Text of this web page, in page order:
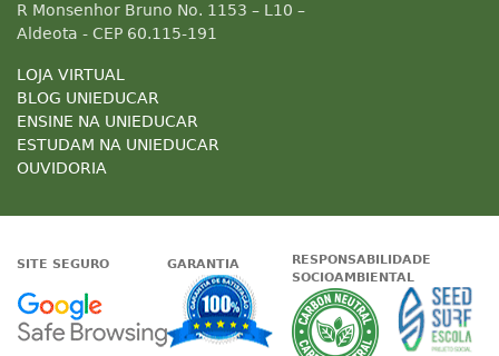
R Monsenhor Bruno No. 1153 – L10 –
Aldeota - CEP 60.115-191
LOJA VIRTUAL
BLOG UNIEDUCAR
ENSINE NA UNIEDUCAR
ESTUDAM NA UNIEDUCAR
OUVIDORIA
SITE SEGURO
Google - Status do site no
GARANTIA
Garantia de
RESPONSABILIDADE
SOCIOAMBIENTAL
A